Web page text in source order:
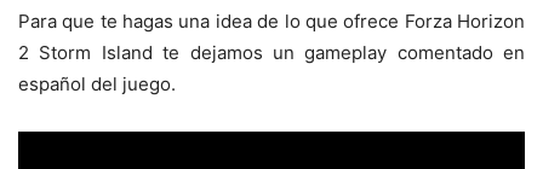
Para que te hagas una idea de lo que ofrece Forza Horizon
2 Storm Island te dejamos un gameplay comentado en
español del juego.